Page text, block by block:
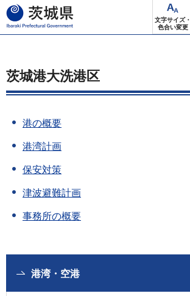
茨城県
文字サイズ・
色合い変更
茨城港大洗港区
港の概要
港湾計画
保安対策
津波避難計画
事務所の概要
港湾・空港